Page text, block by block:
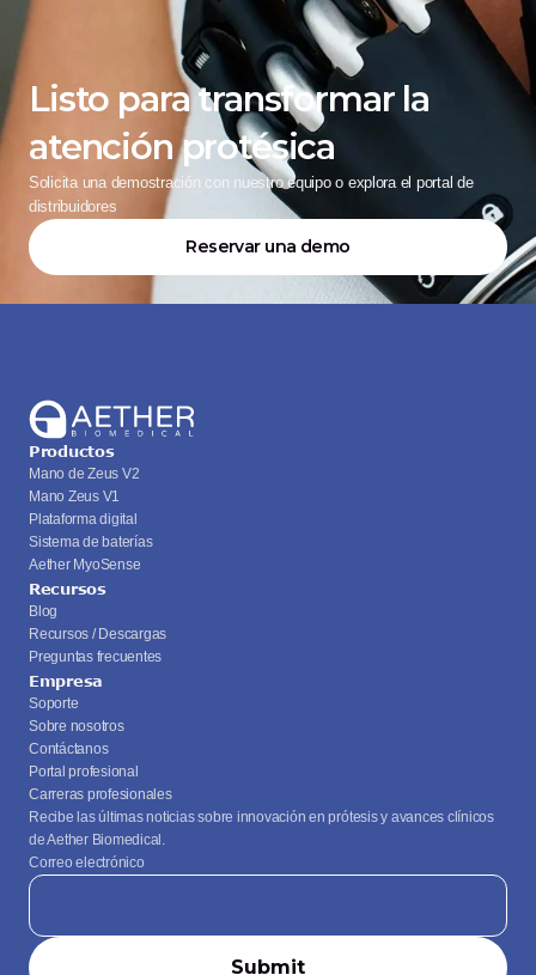
Listo para transformar la
atención protésica
Solicita una demostración con nuestro equipo o explora el portal de
distribuidores
Reservar una demo
Productos
Mano de Zeus V2
Mano Zeus V1
Plataforma digital
Sistema de baterías
Aether MyoSense
Recursos
Blog
Recursos / Descargas
Preguntas frecuentes
Empresa
Soporte
Sobre nosotros
Contáctanos
Portal profesional
Carreras profesionales
Recibe las últimas noticias sobre innovación en prótesis y avances clínicos
de Aether Biomedical.
Correo electrónico